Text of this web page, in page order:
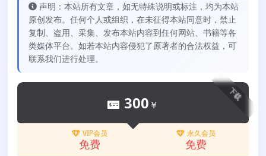
声明：本站所有文章，如无特殊说明或标注，均为本站
原创发布。任何个人或组织，在未征得本站同意时，禁止
复制、盗用、采集、发布本站内容到任何网站、书籍等各
类媒体平台。如若本站内容侵犯了原著者的合法权益，可
联系我们进行处理。
下载
300 ￥
VIP会员
免费
永久会员
免费